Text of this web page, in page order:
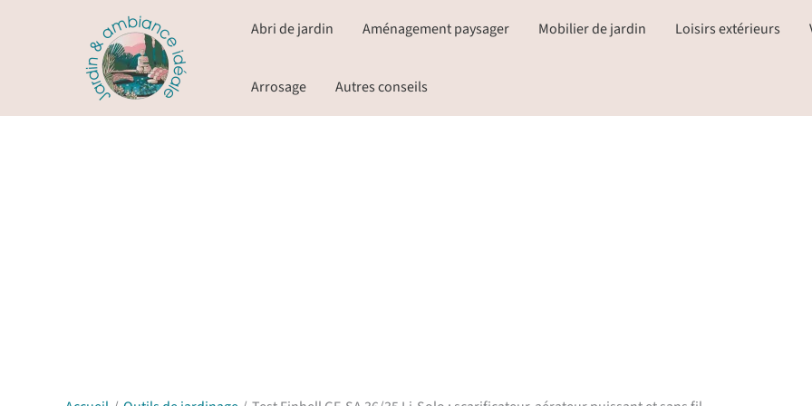
Abri de jardin Aménagement paysager Mobilier de jardin Loisirs extérieurs
Arrosage Autres conseils